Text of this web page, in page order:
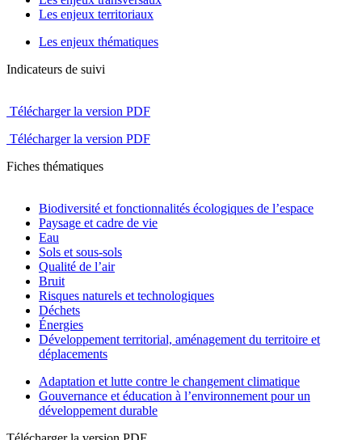
Les enjeux territoriaux
Les enjeux thématiques
Indicateurs de suivi
Télécharger la version PDF
Télécharger la version PDF
Fiches thématiques
Biodiversité et fonctionnalités écologiques de l’espace
Paysage et cadre de vie
Eau
Sols et sous-sols
Qualité de l’air
Bruit
Risques naturels et technologiques
Déchets
Énergies
Développement territorial, aménagement du territoire et
déplacements
Adaptation et lutte contre le changement climatique
Gouvernance et éducation à l’environnement pour un
développement durable